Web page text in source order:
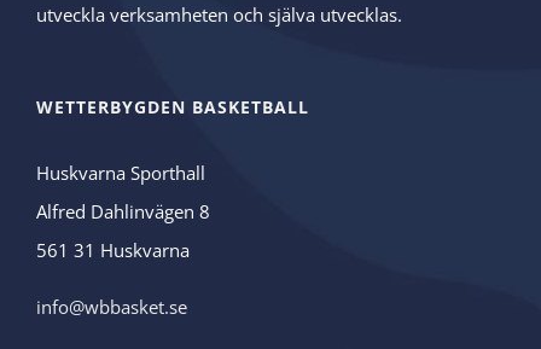
utveckla verksamheten och själva utvecklas.
WETTERBYGDEN BASKETBALL
Huskvarna Sporthall
Alfred Dahlinvägen 8
561 31 Huskvarna
info@wbbasket.se